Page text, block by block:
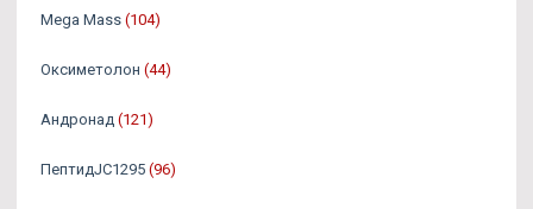
Mega Mass (104)
Оксиметолон (44)
Андронад (121)
ПептидJC1295 (96)